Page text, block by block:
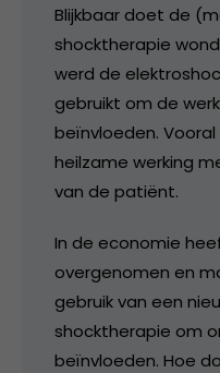
Blijkbaar doet de
shocktherapie
werd de
gebruikt om de
beïnvloeden.
heilzame werking
van de patiënt.
In de economie
overgenomen en
gebruik van een
shocktherapie om
beïnvloeden. Hoe